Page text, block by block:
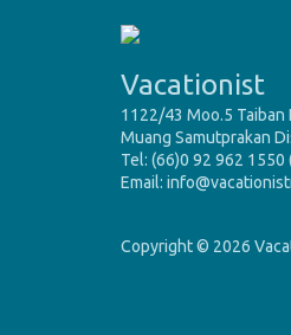
Vacationist
1122/43 Moo.5 Taiban
Muang Samutprakan
Tel: (66)0 92 962
Email:
Copyright © 2026